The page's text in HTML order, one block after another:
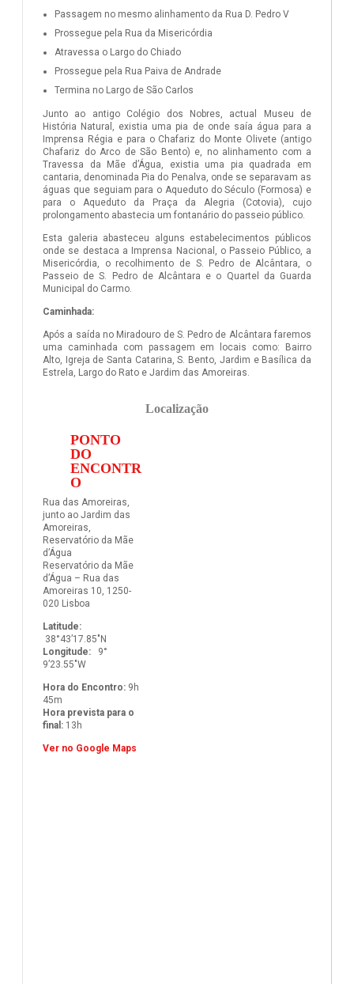
Passagem no mesmo alinhamento da Rua D. Pedro V
Prossegue pela Rua da Misericórdia
Atravessa o Largo do Chiado
Prossegue pela Rua Paiva de Andrade
Termina no Largo de São Carlos
Junto ao antigo Colégio dos Nobres, actual Museu de
História Natural, existia uma pia de onde saía água para a
Imprensa Régia e para o Chafariz do Monte Olivete (antigo
Chafariz do Arco de São Bento) e, no alinhamento com a
Travessa da Mãe d’Água, existia uma pia quadrada em
cantaria, denominada Pia do Penalva, onde se separavam as
águas que seguiam para o Aqueduto do Século (Formosa) e
para o Aqueduto da Praça da Alegria (Cotovia), cujo
prolongamento abastecia um fontanário do passeio público.
Esta galeria abasteceu alguns estabelecimentos públicos
onde se destaca a Imprensa Nacional, o Passeio Público, a
Misericórdia, o recolhimento de S. Pedro de Alcântara, o
Passeio de S. Pedro de Alcântara e o Quartel da Guarda
Municipal do Carmo.
Caminhada:
Após a saída no Miradouro de S. Pedro de Alcântara faremos
uma caminhada com passagem em locais como: Bairro
Alto, Igreja de Santa Catarina, S. Bento, Jardim e Basílica da
Estrela, Largo do Rato e Jardim das Amoreiras.
Localização
PONTO
DO
ENCONTR
O
Rua das Amoreiras,
junto ao Jardim das
Amoreiras,
Reservatório da Mãe
d’Água
Reservatório da Mãe
d’Água – Rua das
Amoreiras 10, 1250-
020 Lisboa
Latitude:
38°43’17.85″N
Longitude: 9°
9’23.55″W
Hora do Encontro: 9h
45m
Hora prevista para o
final: 13h
Ver no Google Maps